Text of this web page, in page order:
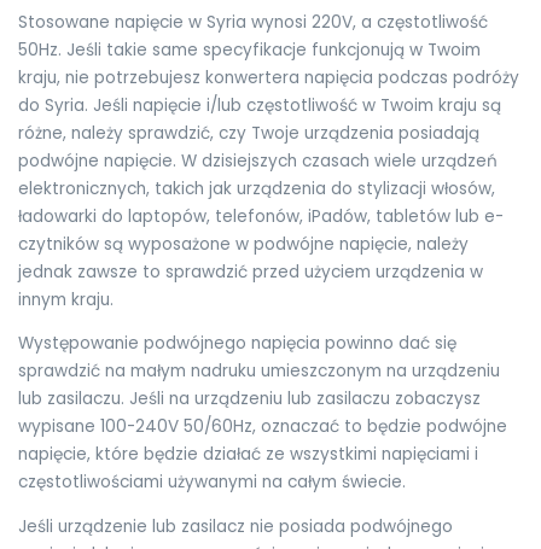
Stosowane napięcie w Syria wynosi 220V, a częstotliwość
50Hz. Jeśli takie same specyfikacje funkcjonują w Twoim
kraju, nie potrzebujesz konwertera napięcia podczas podróży
do Syria. Jeśli napięcie i/lub częstotliwość w Twoim kraju są
różne, należy sprawdzić, czy Twoje urządzenia posiadają
podwójne napięcie. W dzisiejszych czasach wiele urządzeń
elektronicznych, takich jak urządzenia do stylizacji włosów,
ładowarki do laptopów, telefonów, iPadów, tabletów lub e-
czytników są wyposażone w podwójne napięcie, należy
jednak zawsze to sprawdzić przed użyciem urządzenia w
innym kraju.
Występowanie podwójnego napięcia powinno dać się
sprawdzić na małym nadruku umieszczonym na urządzeniu
lub zasilaczu. Jeśli na urządzeniu lub zasilaczu zobaczysz
wypisane 100-240V 50/60Hz, oznaczać to będzie podwójne
napięcie, które będzie działać ze wszystkimi napięciami i
częstotliwościami używanymi na całym świecie.
Jeśli urządzenie lub zasilacz nie posiada podwójnego